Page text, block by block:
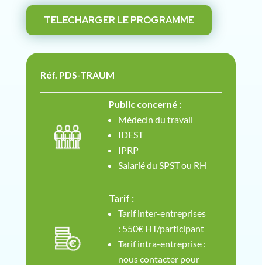
TELECHARGER LE PROGRAMME
Réf. PDS-TRAUM
Public concerné :
Médecin du travail
IDEST
IPRP
Salarié du SPST ou RH
Tarif :
Tarif inter-entreprises
: 550€ HT/participant
Tarif intra-entreprise :
nous contacter pour